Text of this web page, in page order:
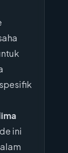
ini